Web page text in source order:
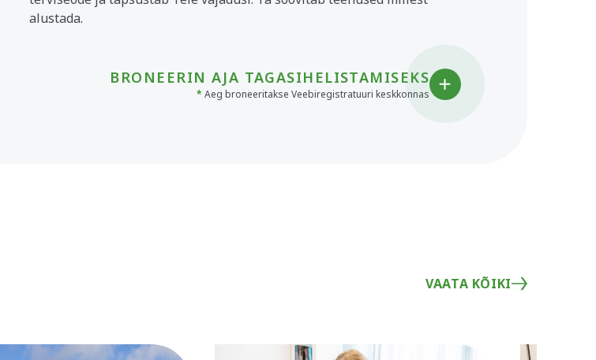
alustada.
BRONEERIN AJA TAGASIHELISTAMISEKS
* Aeg broneeritakse Veebiregistratuuri keskkonnas
VAATA KÕIKI